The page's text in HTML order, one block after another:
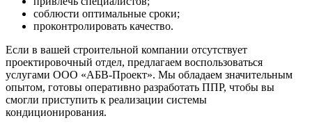
соблюсти оптимальные сроки;
проконтролировать качество.
Если в вашей строительной компании отсутствует
проектировочный отдел, предлагаем воспользоваться
услугами ООО «АБВ-Проект». Мы обладаем значительным
опытом, готовы оперативно разработать ППР, чтобы вы
смогли приступить к реализации системы
кондиционирования.